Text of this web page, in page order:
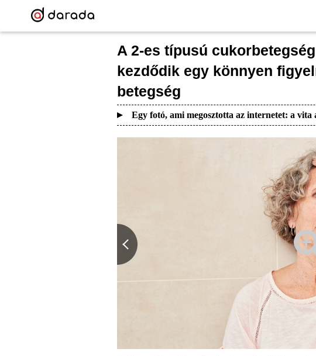
A 2-es típusú
kezdődik egy könnyen
betegség
Egy fotó, ami megosztotta az internetet: a